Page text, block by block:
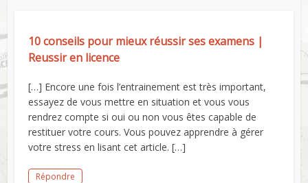
10 conseils pour mieux réussir ses examens |
Reussir en licence
[…] Encore une fois l’entrainement est très important,
essayez de vous mettre en situation et vous vous
rendrez compte si oui ou non vous êtes capable de
restituer votre cours. Vous pouvez apprendre à gérer
votre stress en lisant cet article. […]
Répondre